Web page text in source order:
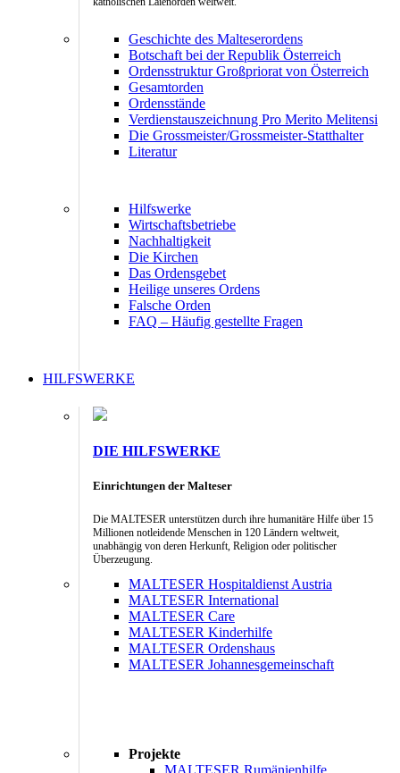
Geschichte des Malteserordens
Botschaft bei der Republik Österreich
Ordensstruktur Großpriorat von Österreich
Gesamtorden
Ordensstände
Verdienstauszeichnung Pro Merito Melitensi
Die Grossmeister/Grossmeister-Statthalter
Literatur
Hilfswerke
Wirtschaftsbetriebe
Nachhaltigkeit
Die Kirchen
Das Ordensgebet
Heilige unseres Ordens
Falsche Orden
FAQ – Häufig gestellte Fragen
HILFSWERKE
DIE HILFSWERKE
Einrichtungen der Malteser
Die MALTESER unterstützen durch ihre humanitäre Hilfe über 15
Millionen notleidende Menschen in 120 Ländern weltweit,
unabhängig von deren Herkunft, Religion oder politischer
Überzeugung.
MALTESER Hospitaldienst Austria
MALTESER International
MALTESER Care
MALTESER Kinderhilfe
MALTESER Ordenshaus
MALTESER Johannesgemeinschaft
Projekte
MALTESER Rumänienhilfe